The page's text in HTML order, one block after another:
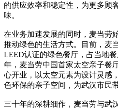
的供应效率和稳定性，为更多顾
味。
在业务加速发展的同时，麦当劳
推动绿色的生活方式。目前，麦
LEED认证的绿色餐厅，占当地
年，麦当劳中国首家太空亲子餐
心开业，以太空元素为设计灵感
色环保的亲子空间，为武汉市民
三十年的深耕细作，麦当劳与武